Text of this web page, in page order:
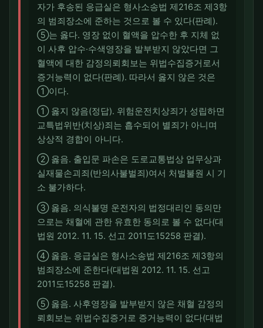
자가 후송된 응급실은 형사소송법 제216조 제3항
의 범죄장소에 준하는 것으로 볼 수 있다(판례).
⑤는 옳다. 영장 없이 혈액을 압수한 후 지체 없
이 사후 압수·수색영장을 발부받지 않았다면 그
혈액에 대한 감정의뢰회보는 위법수집증거로서
증거능력이 없다(판례). 따라서 옳지 않은 것은
①이다.
① 옳지 않음(정답). 위험운전치상죄가 성립하면
교특법위반(치상)죄는 흡수되어 별죄가 아니며
상상적 경합이 아니다.
② 옳음. 출입문 파손은 도로교통법상 업무상과
실재물손괴죄(반의사불벌죄)여서 처벌불원 시 기
소 불가하다.
③ 옳음. 의식불명 운전자의 법정대리인 동의만
으로는 채혈에 관한 유효한 동의로 볼 수 없다(대
법원 2012. 11. 15. 선고 2011도15258 판결).
④ 옳음. 응급실은 형사소송법 제216조 제3항의
범죄장소에 준한다(대법원 2012. 11. 15. 선고
2011도15258 판결).
⑤ 옳음. 사후영장을 발부받지 않은 채혈 감정의
뢰회보는 위법수집증거로 증거능력이 없다(대법